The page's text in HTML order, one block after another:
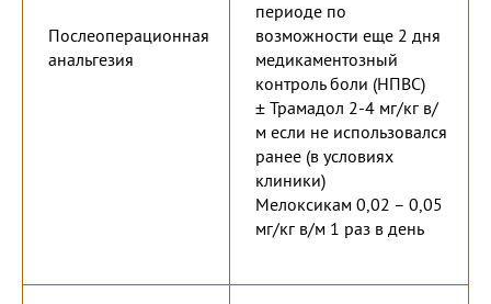
Послеоперационная
анальгезия
периоде по
возможности еще 2 дня
медикаментозный
контроль боли (НПВС)
± Трамадол 2-4 мг/кг в/
м если не использовался
ранее (в условиях
клиники)
Мелоксикам 0,02 – 0,05
мг/кг в/м 1 раз в день